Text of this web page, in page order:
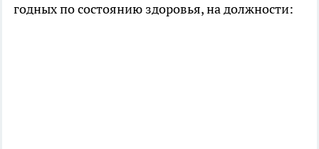
годных по состоянию здоровья, на должности: